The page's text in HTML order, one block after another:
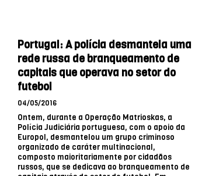
Portugal: A polícia desmantela uma
rede russa de branqueamento de
capitais que operava no setor do
futebol
04/05/2016
Ontem, durante a Operação Matrioskas, a
Polícia Judiciária portuguesa, com o apoio da
Europol, desmantelou um grupo criminoso
organizado de caráter multinacional,
composto maioritariamente por cidadãos
russos, que se dedicava ao branqueamento de